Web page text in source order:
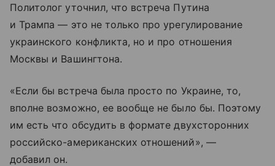
Политолог уточнил, что встреча Путина
и Трампа — это не только про урегулирование
украинского конфликта, но и про отношения
Москвы и Вашингтона.
«Если бы встреча была просто по Украине, то,
вполне возможно, ее вообще не было бы. Поэтому
им есть что обсудить в формате двухсторонних
российско-американских отношений», —
добавил он.